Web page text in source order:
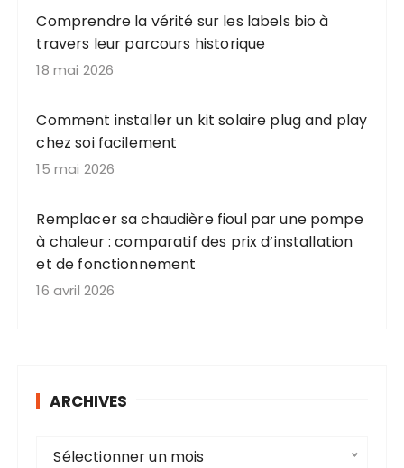
Comprendre la vérité sur les labels bio à
travers leur parcours historique
18 mai 2026
Comment installer un kit solaire plug and play
chez soi facilement
15 mai 2026
Remplacer sa chaudière fioul par une pompe
à chaleur : comparatif des prix d’installation
et de fonctionnement
16 avril 2026
ARCHIVES
Sélectionner un mois